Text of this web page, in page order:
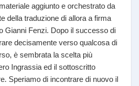
aggiunto e orchestrato da
della traduzione di allora a firma
Gianni Fenzi. Dopo il successo di
decisamente verso qualcosa di
è sembrata la scelta più
Ingrassia ed il sottoscritto
Speriamo di incontrare di nuovo il